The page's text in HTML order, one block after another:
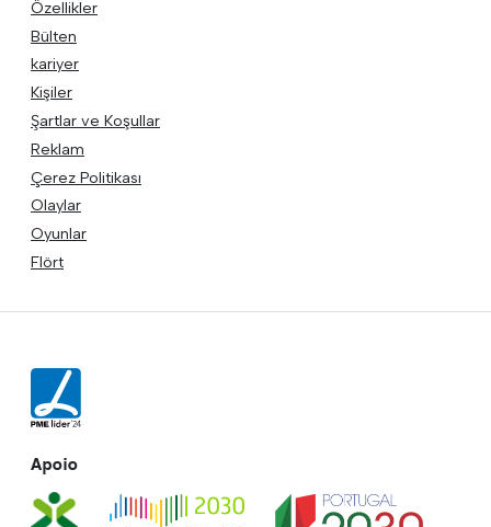
Özellikler
Bülten
kariyer
Kişiler
Şartlar ve Koşullar
Reklam
Çerez Politikası
Olaylar
Oyunlar
Flört
Apoio